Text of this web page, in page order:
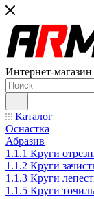
Интернет-магазин
Каталог
Оснастка
Абразив
1.1.1 Круги
1.1.2 Круги
1.1.3 Круги
1.1.5 Круги